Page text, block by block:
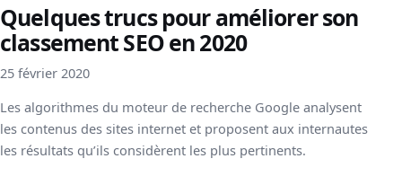
Quelques trucs pour améliorer son
classement SEO en 2020
25 février 2020
Les algorithmes du moteur de recherche Google analysent
les contenus des sites internet et proposent aux internautes
les résultats qu’ils considèrent les plus pertinents.